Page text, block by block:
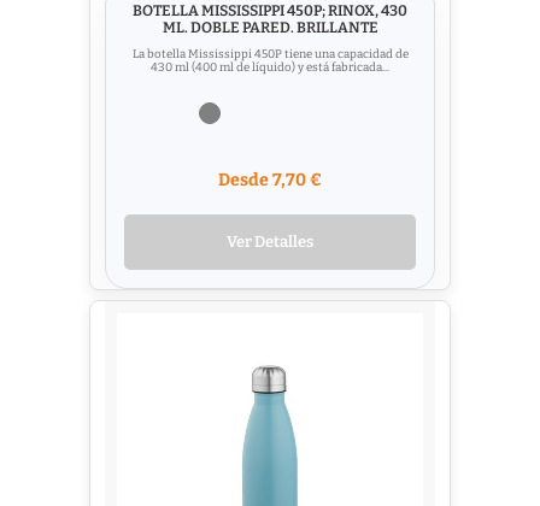
BOTELLA MISSISSIPPI 450P; RINOX, 430
ML. DOBLE PARED. BRILLANTE
La botella Mississippi 450P tiene una capacidad de
430 ml (400 ml de líquido) y está fabricada...
Desde 7,70 €
Ver Detalles